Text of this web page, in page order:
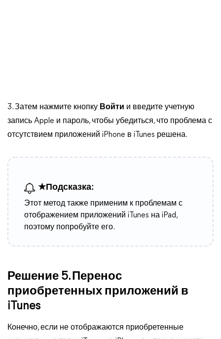
3. Затем нажмите кнопку Войти и введите учетную
запись Apple и пароль, чтобы убедиться, что проблема с
отсутствием приложений iPhone в iTunes решена.
★Подсказка:
Этот метод также применим к проблемам с
отображением приложений iTunes на iPad,
поэтому попробуйте его.
Решение 5. Перенос
приобретенных приложений в
iTunes
Конечно, если не отображаются приобретенные